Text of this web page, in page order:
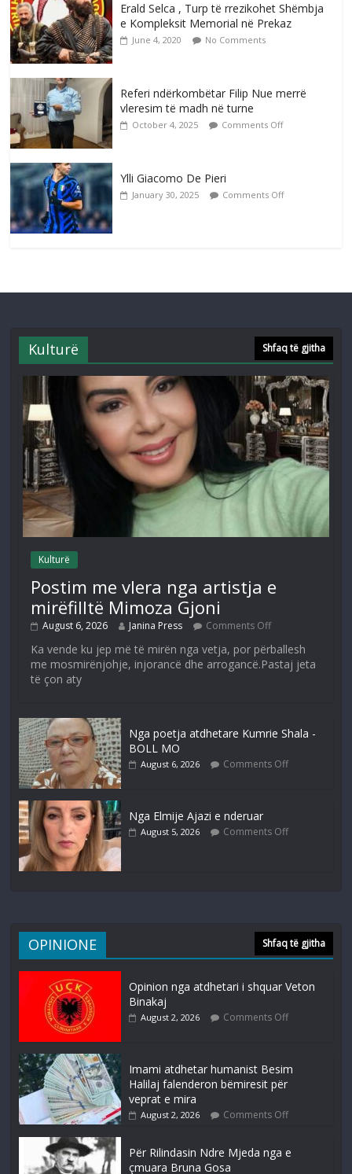
Erald Selca , Turp të rrezikohet Shëmbja
e Kompleksit Memorial në Prekaz
June 4, 2020 No Comments
Referi ndërkombëtar Filip Nue merrë
vleresim të madh në turne
October 4, 2025 Comments Off
Ylli Giacomo De Pieri
January 30, 2025 Comments Off
Kulturë Shfaq të gjitha
Kulturë
Postim me vlera nga artistja e
mirëfilltë Mimoza Gjoni
August 6, 2026 Janina Press Comments Off
Ka vende ku jep më të mirën nga vetja, por përballesh
me mosmirënjohje, injorancë dhe arrogancë.Pastaj jeta
të çon aty
Nga poetja atdhetare Kumrie Shala -
BOLL MO
August 6, 2026 Comments Off
Nga Elmije Ajazi e nderuar
August 5, 2026 Comments Off
OPINIONE Shfaq të gjitha
Opinion nga atdhetari i shquar Veton
Binakaj
August 2, 2026 Comments Off
Imami atdhetar humanist Besim
Halilaj falenderon bëmiresit për
veprat e mira
August 2, 2026 Comments Off
Për Rilindasin Ndre Mjeda nga e
çmuara Bruna Gosa